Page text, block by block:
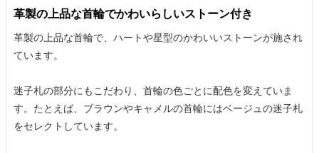
革製の上品な首輪でかわいらしいストーン付き
革製の上品な首輪で、ハートや星型のかわいいストーンが施され
ています。
迷子札の部分にもこだわり、首輪の色ごとに配色を変えていま
す。たとえば、ブラウンやキャメルの首輪にはベージュの迷子札
をセレクトしています。